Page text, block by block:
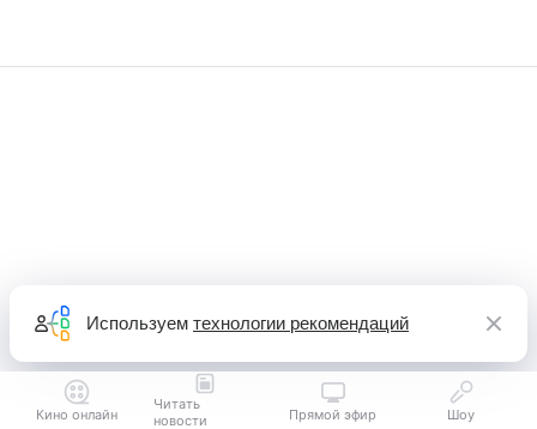
Кино онлайн
Читать
новости
Прямой эфир Шоу
Используем технологии рекомендаций